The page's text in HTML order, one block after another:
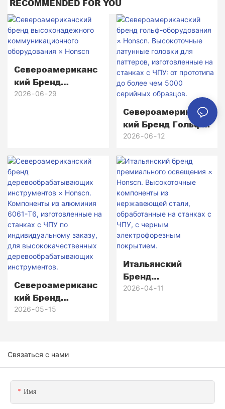
RECOMMENDED FOR YOU
Североамериканс
Кий Бренд
Высоконадежного
2026 06 29
Североамериканс
Кий Бренд Гольф-
Оборудования ×
Высокоточные
Латунные Головки
Для Паттеров,
Изготовленные На
Станках С ЧПУ: От
Прототипа До
Более Чем 5000
Серийных
Образцов.
2026 06 12
Североамериканс
Кий Бренд
Деревообрабатыв
Компоненты Из
2026 05 15
Итальянский
Бренд
Премиального
Стали,
Черным
2026 04 11
Связаться с нами
Имя